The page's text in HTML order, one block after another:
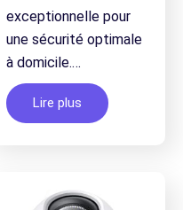
exceptionnelle pour
une sécurité optimale
à domicile.…
Lire plus